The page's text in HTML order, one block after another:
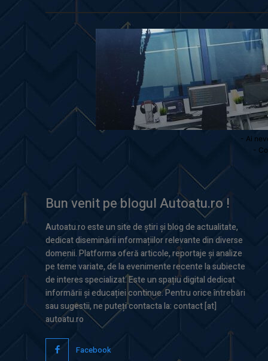
- Ai
-
Bun venit pe blogul Autoatu.ro !
Autoatu.ro este un site de știri și blog de actualitate,
dedicat diseminării informațiilor relevante din diverse
domenii. Platforma oferă articole, reportaje și analize
pe teme variate, de la evenimente recente la subiecte
de interes specializat. Este un spațiu digital dedicat
informării și educației continue. Pentru orice întrebări
sau sugestii, ne puteți contacta la: contact [at]
autoatu.ro
Facebook